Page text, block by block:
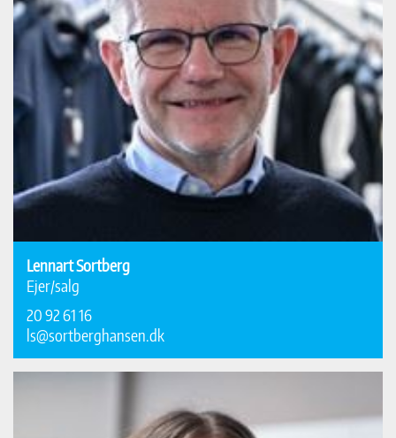
Lennart Sortberg
Ejer/salg
20 92 61 16
ls@sortberghansen.dk